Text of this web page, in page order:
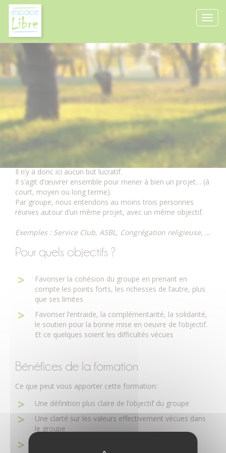
Oeuvrer ensemble : une
dynamique à tisser…
Durée de la formation : 1/2 journée / 4 heures
Pour quel public ?
Ce module s’adresse à des groupes de personnes qui ont
choisi de s’engager dans une œuvre à dimension sociale.
Il n’y a donc ici aucun but lucratif.
Il s’agit d’œuvrer ensemble pour mener à bien un projet… (à
court, moyen ou long terme).
Par groupe, nous entendons au moins trois personnes
réunies autour d’un même projet, avec un même objectif.
Exemples : Service Club, ASBL, Congrégation religieuse, …
Pour quels objectifs ?
Favoriser la cohésion du groupe en prenant en
compte les points forts, les richesses de l’autre, plus
que ses limites
Favoriser l’entraide, la complémentarité, la solidarité,
le soutien pour la bonne mise en oeuvre de l’objectif.
Et ce quelques soient les difficultés vécues
Bénéfices de la formation
Ce que peut vous apporter cette formation:
Une définition plus claire de l’objectif du groupe
Une clarté sur les valeurs effectivement vécues dans
le groupe
Panneau de gestion des cookies